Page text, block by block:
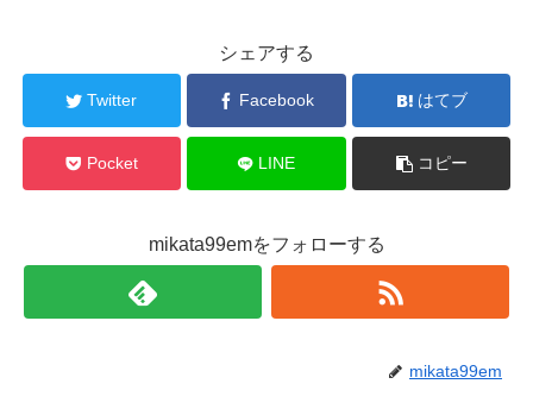
シェアする
Twitter Facebook はてブ
Pocket LINE コピー
mikata99emをフォローする
mikata99em